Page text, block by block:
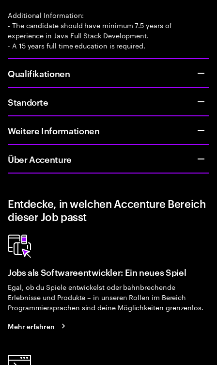
Additional Information:
- The candidate should have minimum 7.5 years of
experience in Java Full Stack Development.
- A 15 years full time education is required.
Qualifikationen
Standorte
Weitere Informationen
Über Accenture
Entdecke, in welchen Accenture Bereich
dieser Job passt
Jobs als Softwareentwickler: Ein neues Spiel
Egal, ob du Spiele entwickelst oder bahnbrechende
Erlebnisse und Produkte – in unseren Rollen im Bereich
Programmiersprachen sind deine Möglichkeiten grenzenlos.
Mehr erfahren